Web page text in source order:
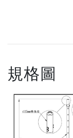
規格圖